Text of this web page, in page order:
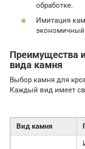
обработке.
Имитация
экономичный
Преимущества
вида камня
Выбор камня для
Каждый вид имеет
Вид камня